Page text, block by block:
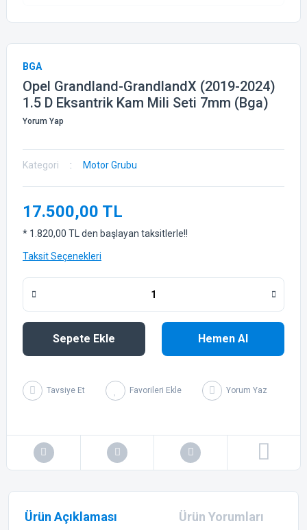
BGA
Opel Grandland-GrandlandX (2019-2024)
1.5 D Eksantrik Kam Mili Seti 7mm (Bga)
Yorum Yap
Kategori Motor Grubu
17.500,00 TL
* 1.820,00 TL den başlayan taksitlerle!!
Taksit Seçenekleri
Sepete Ekle Hemen Al
Tavsiye Et Yorum Yaz
Ürün Açıklaması Ürün Yorumları